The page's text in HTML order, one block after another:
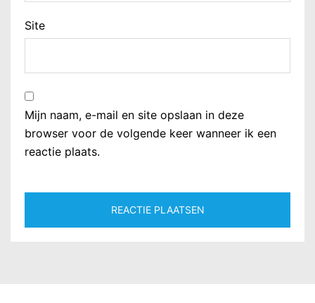
Site
Mijn naam, e-mail en site opslaan in deze
browser voor de volgende keer wanneer ik een
reactie plaats.